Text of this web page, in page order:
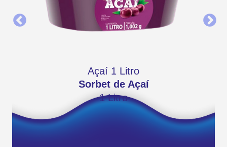
Açaí 1 Litro
Sorbet de Açaí
1 Litro